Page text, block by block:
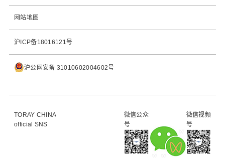
网站地图
沪ICP备18016121号
沪公网安备 31010602004602号
TORAY CHINA
official SNS
微信公众
号
微信视频
号